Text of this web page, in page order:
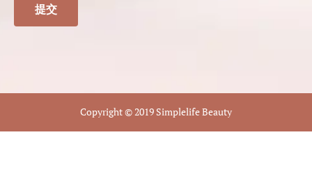
t
p
提交
Copyright © 2019 Simplelife Beauty